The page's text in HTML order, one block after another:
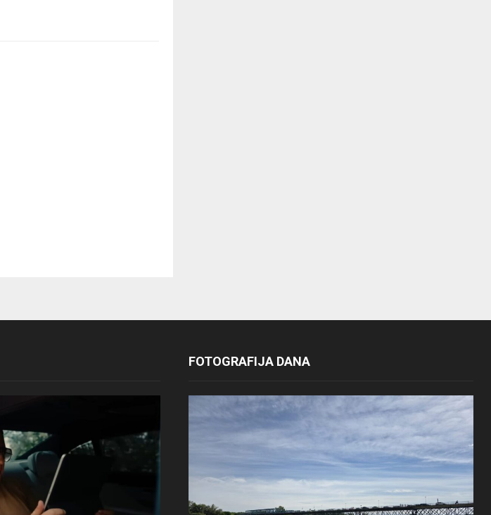
FOTOGRAFIJA DANA